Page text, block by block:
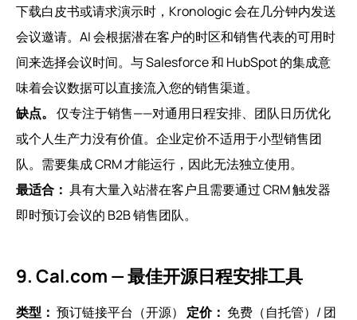
下载白皮书或请求演示时，Kronologic 会在几分钟内发送
会议邀请。AI 会根据潜在客户的时区和销售代表的可用时
间来选择会议时间。与 Salesforce 和 HubSpot 的集成意
味着会议数据可以直接流入您的销售渠道。
缺点。 仅专注于销售——对通用日程安排、团队日历优化
或个人生产力没有价值。企业定价不适用于小型销售团
队。需要集成 CRM 才能运行，因此无法独立使用。
最适合： 具有大量入站潜在客户且需要通过 CRM 触发器
即时预订会议的 B2B 销售团队。
9. Cal.com — 最佳开源日程安排工具
类型： 预订链接平台（开源） 定价： 免费（自托管）/ 团